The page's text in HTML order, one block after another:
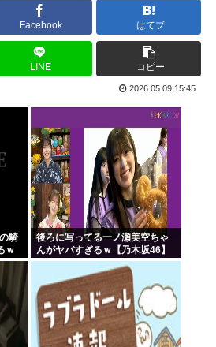
韓国サッカーに衝撃的不祥事！...
ゃなかった…」 日本を知ってしま...
ゃんと山田さん』のアニメ化に怒っ...
首を縦に振った金額」
が行った国際試合の性的接待の全容...
ソカさん、ビスケより弱か...
が殺されたのか今でもわからない」
化して世界が騒然！←「事実上の禁...
ゃなかった…」 日本を知ってしま...
河合ゆうすけ、埼玉県知事選挙に立...
Facebook はてブ
LINE コピー
2026.05.09 15:45
騎
ｗ
後ろに写ってる一ノ瀬美空ちゃ
んがヤバすぎるｗ【乃木坂46】